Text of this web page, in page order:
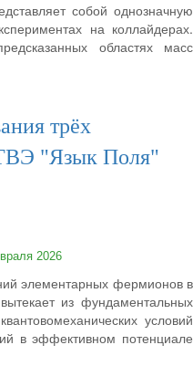
собой однозначную
на коллайдерах.
областях масс
трёх
"Язык Поля"
2026
элементарных фермионов в
из фундаментальных
условий
в эффективном потенциале